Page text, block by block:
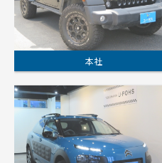
本社